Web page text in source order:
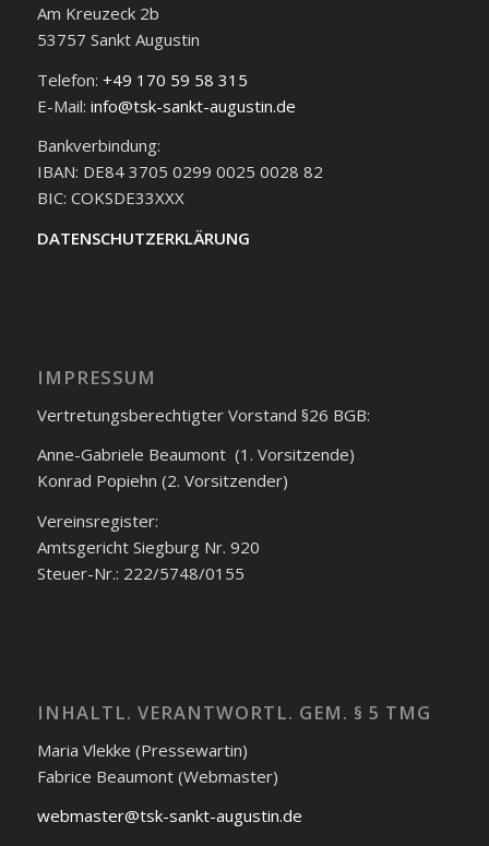
Am Kreuzeck 2b
53757 Sankt Augustin
Telefon: +49 170 59 58 315
E-Mail: info@tsk-sankt-augustin.de
Bankverbindung:
IBAN: DE84 3705 0299 0025 0028 82
BIC: COKSDE33XXX
DATENSCHUTZERKLÄRUNG
IMPRESSUM
Vertretungsberechtigter Vorstand §26 BGB:
Anne-Gabriele Beaumont (1. Vorsitzende)
Konrad Popiehn (2. Vorsitzender)
Vereinsregister:
Amtsgericht Siegburg Nr. 920
Steuer-Nr.: 222/5748/0155
INHALTL. VERANTWORTL. GEM. § 5 TMG
Maria Vlekke (Pressewartin)
Fabrice Beaumont (Webmaster)
webmaster@tsk-sankt-augustin.de